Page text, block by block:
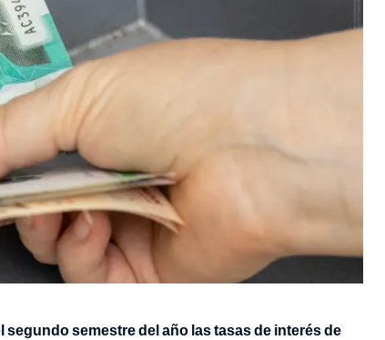
semestre del año las tasas de interés de